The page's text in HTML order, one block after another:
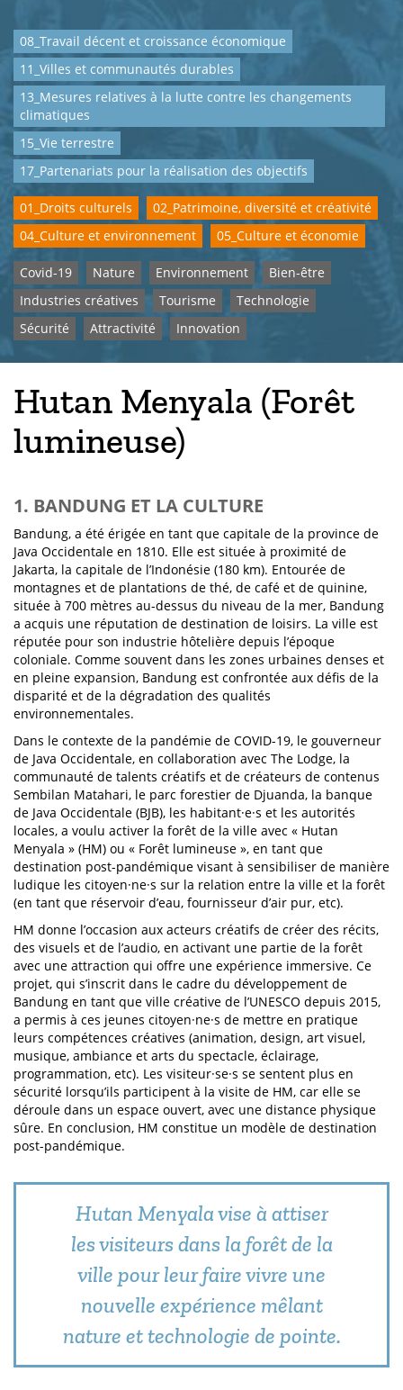
08_Travail décent et croissance économique
11_Villes et communautés durables
13_Mesures relatives à la lutte contre les changements
climatiques
15_Vie terrestre
17_Partenariats pour la réalisation des objectifs
01_Droits culturels
02_Patrimoine, diversité et créativité
04_Culture et environnement
05_Culture et économie
Covid-19 Nature Environnement
Bien-être
Industries créatives
Tourisme
Technologie
Sécurité
Attractivité Innovation
Hutan Menyala (Forêt
lumineuse)
1. BANDUNG ET LA CULTURE
Bandung, a été érigée en tant que capitale de la province de
Java Occidentale en 1810. Elle est située à proximité de
Jakarta, la capitale de l’Indonésie (180 km). Entourée de
montagnes et de plantations de thé, de café et de quinine,
située à 700 mètres au-dessus du niveau de la mer, Bandung
a acquis une réputation de destination de loisirs. La ville est
réputée pour son industrie hôtelière depuis l’époque
coloniale. Comme souvent dans les zones urbaines denses et
en pleine expansion, Bandung est confrontée aux défis de la
disparité et de la dégradation des qualités
environnementales.
Dans le contexte de la pandémie de COVID-19, le gouverneur
de Java Occidentale, en collaboration avec The Lodge, la
communauté de talents créatifs et de créateurs de contenus
Sembilan Matahari, le parc forestier de Djuanda, la banque
de Java Occidentale (BJB), les habitant·e·s et les autorités
locales, a voulu activer la forêt de la ville avec « Hutan
Menyala » (HM) ou « Forêt lumineuse », en tant que
destination post-pandémique visant à sensibiliser de manière
ludique les citoyen·ne·s sur la relation entre la ville et la forêt
(en tant que réservoir d’eau, fournisseur d’air pur, etc).
HM donne l’occasion aux acteurs créatifs de créer des récits,
des visuels et de l’audio, en activant une partie de la forêt
avec une attraction qui offre une expérience immersive. Ce
projet, qui s’inscrit dans le cadre du développement de
Bandung en tant que ville créative de l’UNESCO depuis 2015,
a permis à ces jeunes citoyen·ne·s de mettre en pratique
leurs compétences créatives (animation, design, art visuel,
musique, ambiance et arts du spectacle, éclairage,
programmation, etc). Les visiteur·se·s se sentent plus en
sécurité lorsqu’ils participent à la visite de HM, car elle se
déroule dans un espace ouvert, avec une distance physique
sûre. En conclusion, HM constitue un modèle de destination
post-pandémique.
Hutan Menyala vise à attiser
les visiteurs dans la forêt de la
ville pour leur faire vivre une
nouvelle expérience mêlant
nature et technologie de pointe.